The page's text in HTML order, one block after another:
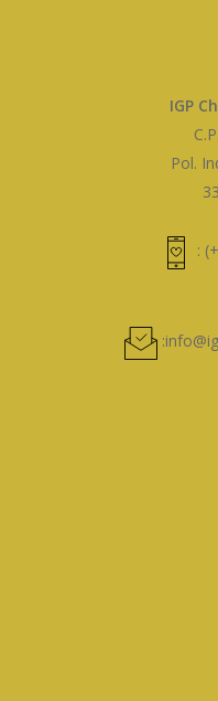
IGP
Pol.
: